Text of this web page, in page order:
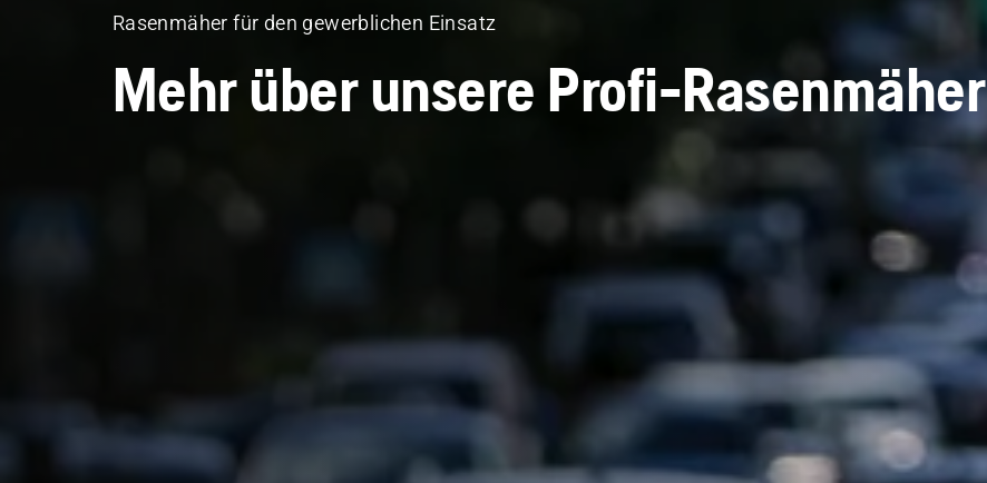
Rasenmäher für den gewerblichen Einsatz
Mehr über unsere Profi-Rasenmäher